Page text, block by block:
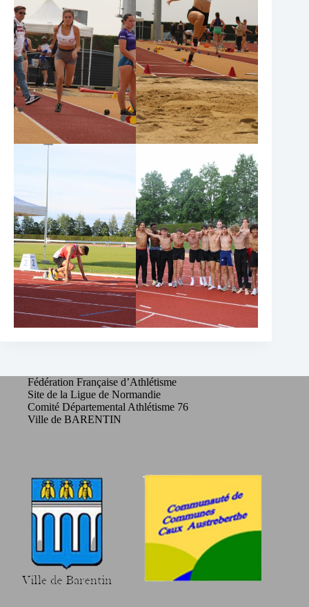
Fédération Française d’Athlétisme
Site de la Ligue de Normandie
Comité Départemental Athlétisme 76
Ville de BARENTIN